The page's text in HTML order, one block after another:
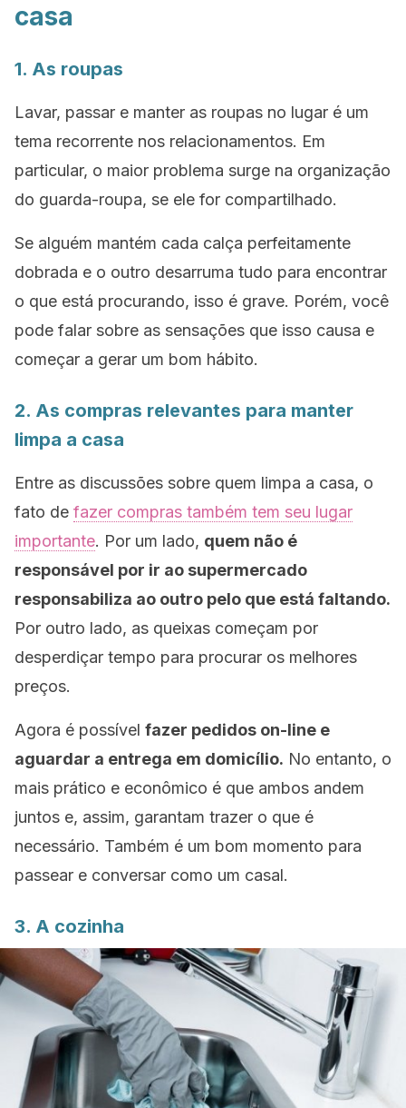
casa
1. As roupas
Lavar, passar e manter as roupas no lugar é um
tema recorrente nos relacionamentos. Em
particular, o maior problema surge na organização
do guarda-roupa, se ele for compartilhado.
Se alguém mantém cada calça perfeitamente
dobrada e o outro desarruma tudo para encontrar
o que está procurando, isso é grave. Porém, você
pode falar sobre as sensações que isso causa e
começar a gerar um bom hábito.
2. As compras relevantes para manter
limpa a casa
Entre as discussões sobre quem limpa a casa, o
fato de fazer compras também tem seu lugar
importante. Por um lado, quem não é
responsável por ir ao supermercado
responsabiliza ao outro pelo que está faltando.
Por outro lado, as queixas começam por
desperdiçar tempo para procurar os melhores
preços.
Agora é possível fazer pedidos on-line e
aguardar a entrega em domicílio. No entanto, o
mais prático e econômico é que ambos andem
juntos e, assim, garantam trazer o que é
necessário. Também é um bom momento para
passear e conversar como um casal.
3. A cozinha